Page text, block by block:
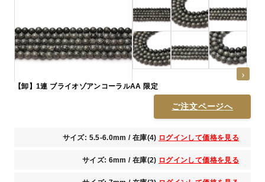
【卸】1連 ブライオゾアンコーラルAA 限定
ご注文ページへ
サイズ: 5.5-6.0mm / 在庫(4) ログインして価格を見る
サイズ: 6mm / 在庫(2) ログインして価格を見る